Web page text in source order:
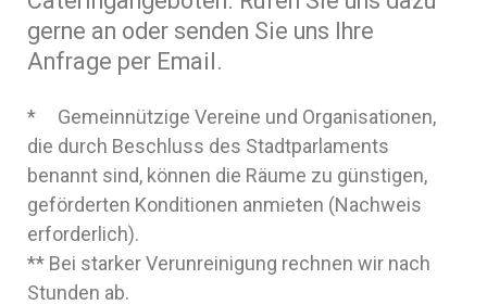
gerne an oder senden Sie uns Ihre
Anfrage per Email.
* Gemeinnützige Vereine und Organisationen,
die durch Beschluss des Stadtparlaments
benannt sind, können die Räume zu günstigen,
geförderten Konditionen anmieten (Nachweis
erforderlich).
** Bei starker Verunreinigung rechnen wir nach
Stunden ab.